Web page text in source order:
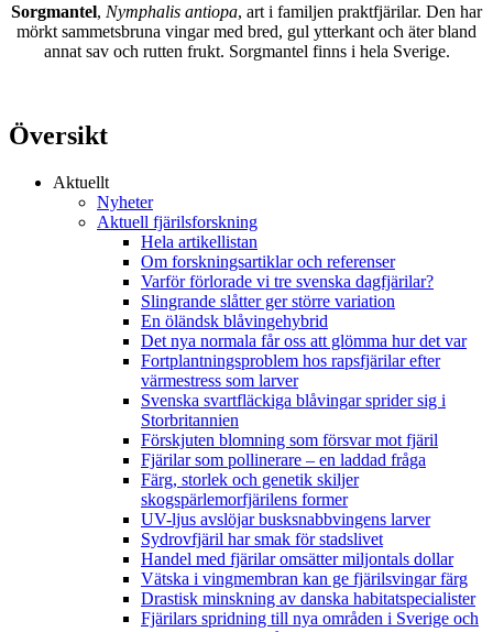
Sorgmantel, Nymphalis antiopa, art i familjen praktfjärilar. Den har
mörkt sammetsbruna vingar med bred, gul ytterkant och äter bland
annat sav och rutten frukt. Sorgmantel finns i hela Sverige.
Översikt
Aktuellt
Nyheter
Aktuell fjärilsforskning
Hela artikellistan
Om forskningsartiklar och referenser
Varför förlorade vi tre svenska dagfjärilar?
Slingrande slåtter ger större variation
En öländsk blåvingehybrid
Det nya normala får oss att glömma hur det var
Fortplantningsproblem hos rapsfjärilar efter
värmestress som larver
Svenska svartfläckiga blåvingar sprider sig i
Storbritannien
Förskjuten blomning som försvar mot fjäril
Fjärilar som pollinerare – en laddad fråga
Färg, storlek och genetik skiljer
skogspärlemorfjärilens former
UV-ljus avslöjar busksnabbvingens larver
Sydrovfjäril har smak för stadslivet
Handel med fjärilar omsätter miljontals dollar
Vätska i vingmembran kan ge fjärilsvingar färg
Drastisk minskning av danska habitatspecialister
Fjärilars spridning till nya områden i Sverige och